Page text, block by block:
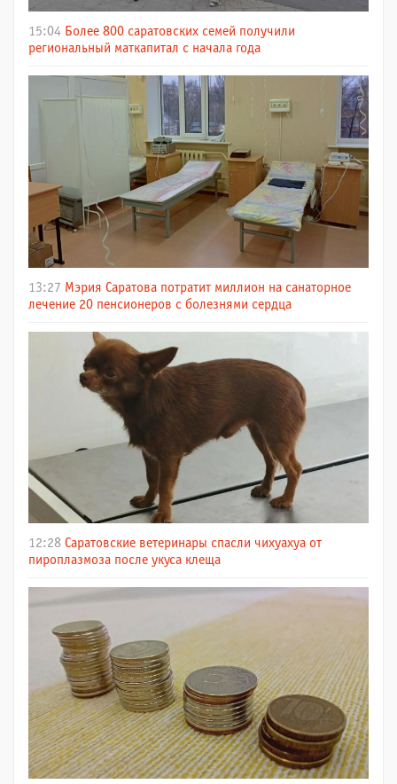
15:04 Более 800 саратовских семей получили
региональный маткапитал с начала года
13:27 Мэрия Саратова потратит миллион на санаторное
лечение 20 пенсионеров с болезнями сердца
12:28 Саратовские ветеринары спасли чихуахуа от
пироплазмоза после укуса клеща